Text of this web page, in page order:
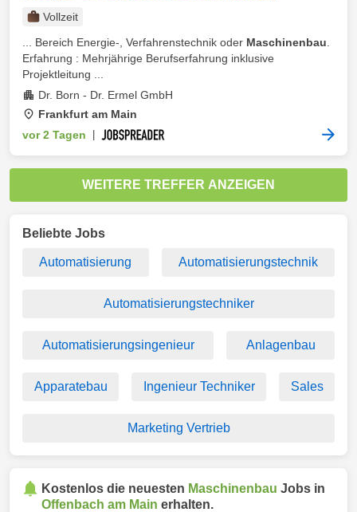
Vollzeit
... Bereich Energie-, Verfahrenstechnik oder Maschinenbau
Erfahrung : Mehrjährige Berufserfahrung inklusive
Projektleitung ...
Dr. Born - Dr. Ermel GmbH
Frankfurt am Main
vor 2 Tagen
WEITERE TREFFER ANZEIGEN
Beliebte Jobs
Automatisierung Automatisierungstechnik
Automatisierungstechniker
Automatisierungsingenieur Anlagenbau
Apparatebau Ingenieur Techniker Sales
Marketing Vertrieb
Kostenlos die neuesten Maschinenbau Jobs in
Offenbach am Main erhalten.